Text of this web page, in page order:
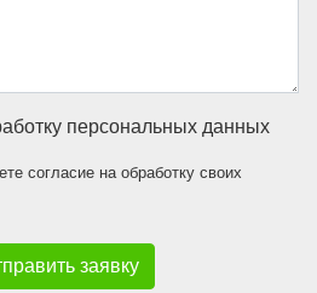
персональных данных
согласие на обработку своих
заявку